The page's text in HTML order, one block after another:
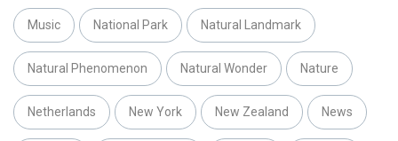
Music National Park Natural Landmark
Natural Phenomenon Natural Wonder Nature
Netherlands New York New Zealand News